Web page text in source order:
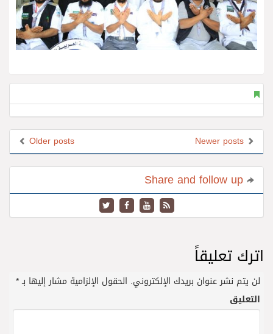
Older posts
اترك تعليقاً
لن يتم نشر عنوان بريدك الإلكتروني. الحقول الإلزامية مشار إليها بـ*
التعليق